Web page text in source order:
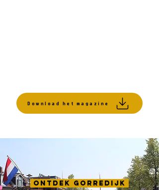
Download het magazine
Ontdek Gorredijk